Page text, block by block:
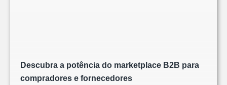
Descubra a potência do marketplace B2B para
compradores e fornecedores